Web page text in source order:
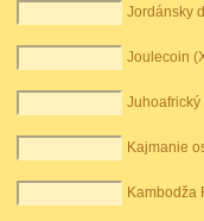
Jordánsky
Joulecoin
Juhoafrický
Kajmanie
Kambodža